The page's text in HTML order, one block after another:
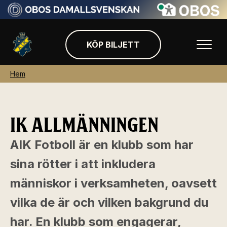
KÖP BILJETT
Hem
IK ALLMÄNNINGEN
AIK Fotboll är en klubb som har
sina rötter i att inkludera
människor i verksamheten, oavsett
vilka de är och vilken bakgrund du
har. En klubb som engagerar,